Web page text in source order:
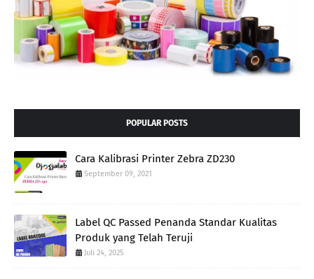
POPULAR POSTS
Cara Kalibrasi Printer Zebra ZD230
September 09, 2021
Label QC Passed Penanda Standar Kualitas
Produk yang Telah Teruji
Juli 24, 2025